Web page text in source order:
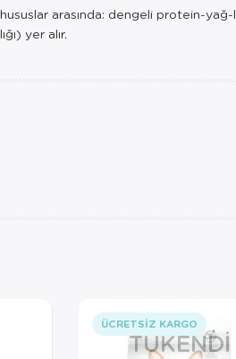
arasında: dengeli protein-
yer alır.
TÜKENDI
ÜCRETSIZ KARGO